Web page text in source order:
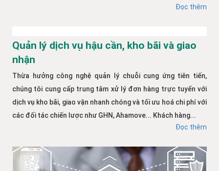
Đọc thêm
Quản lý dịch vụ hậu cần, kho bãi và giao
nhận
Thừa hưởng công nghệ quản lý chuỗi cung ứng tiên tiến,
chúng tôi cung cấp trung tâm xử lý đơn hàng trực tuyến với
dịch vụ kho bãi, giao vận nhanh chóng và tối ưu hoá chi phí với
các đối tác chiến lược như GHN, Ahamove... Khách hàng...
Đọc thêm